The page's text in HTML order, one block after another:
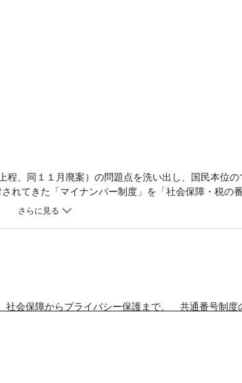
程、同１１月廃案）の問題点を洗い出し、国民本位の
てきた「マイナンバー制度」を「社会保障・税の番
ー保護制度」の４つに分解して、目的を明確にしたう
ーマにしぼっていかに早く・安く・安全に実現するか
」の構築を急ぐ５） 逆に、これまで検討されてきた
、時間をかけながらじっくり制度設計を行う７） す
十分に活用した制度設計を心掛ける●やがてくる「マ
が見えてくる！
社会保障からプライバシー保護まで、 共通番号制度